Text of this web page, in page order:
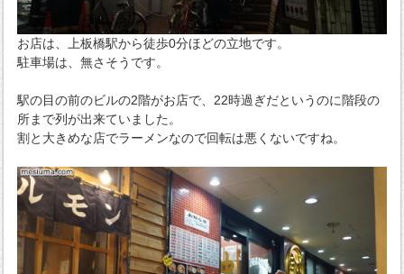
お店は、上板橋駅から徒歩0分ほどの立地です。
駐車場は、無さそうです。
駅の目の前のビルの2階がお店で、22時過ぎだというのに階段の
所まで列が出来ていました。
割と大きめな店でラーメンなので回転は悪くないですね。